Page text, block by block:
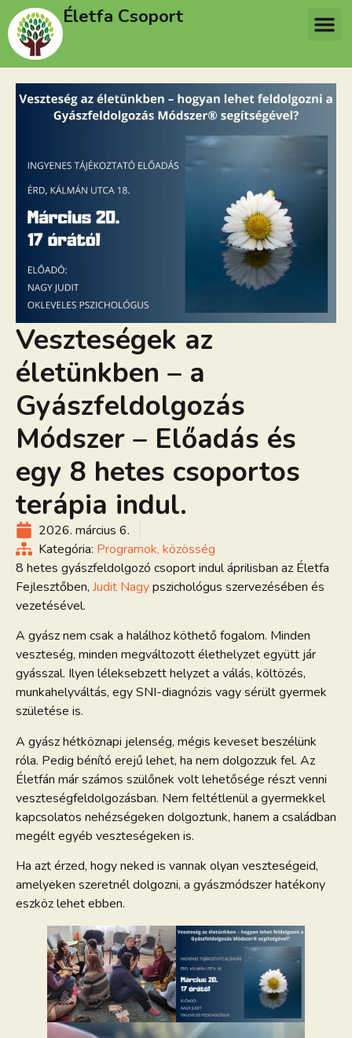
Életfa Csoport
Veszteségek az
életünkben – a
Gyászfeldolgozás
Módszer – Előadás és
egy 8 hetes csoportos
terápia indul.
2026. március 6.
Kategória: Programok, közösség
8 hetes gyászfeldolgozó csoport indul áprilisban az Életfa
Fejlesztőben, Judit Nagypszichológus szervezésében és
vezetésével.
A gyász nem csak a halálhoz köthető fogalom. Minden
veszteség, minden megváltozott élethelyzet együtt jár
gyásszal. Ilyen léleksebzett helyzet a válás, költözés,
munkahelyváltás, egy SNI-diagnózis vagy sérült gyermek
születése is.
A gyász hétköznapi jelenség, mégis keveset beszélünk
róla. Pedig bénító erejű lehet, ha nem dolgozzuk fel. Az
Életfán már számos szülőnek volt lehetősége részt venni
veszteségfeldolgozásban. Nem feltétlenül a gyermekkel
kapcsolatos nehézségeken dolgoztunk, hanem a családban
megélt egyéb veszteségeken is.
Ha azt érzed, hogy neked is vannak olyan veszteségeid,
amelyeken szeretnél dolgozni, a gyászmódszer hatékony
eszköz lehet ebben.